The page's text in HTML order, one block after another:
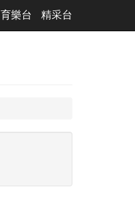
育樂台 精采台